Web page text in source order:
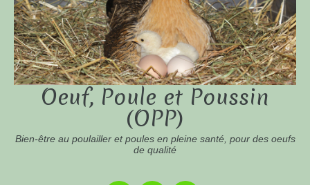
Oeuf, Poule et Poussin
(OPP)
Bien-être au poulailler et poules en pleine santé, pour des oeufs
de qualité